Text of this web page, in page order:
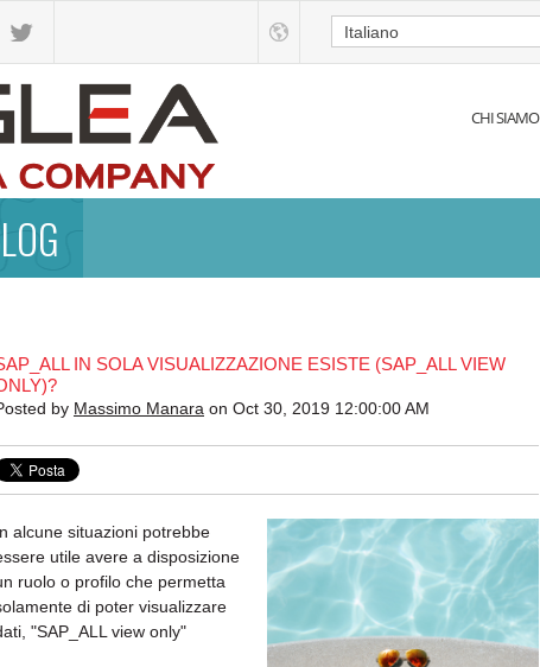
Italiano
CHI SIAMO
IN SOLA VISUALIZZAZIONE ESISTE (SAP_ALL VIEW
by Massimo Manara on Oct 30, 2019 12:00:00 AM
alcune situazioni potrebbe
utile avere a disposizione
ruolo o profilo che permetta
di poter visualizzare
"SAP_ALL view only"